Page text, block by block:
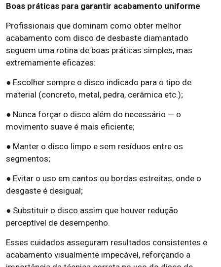
Boas práticas para garantir acabamento uniforme
Profissionais que dominam como obter melhor
acabamento com disco de desbaste diamantado
seguem uma rotina de boas práticas simples, mas
extremamente eficazes:
● Escolher sempre o disco indicado para o tipo de
material (concreto, metal, pedra, cerâmica etc.);
● Nunca forçar o disco além do necessário — o
movimento suave é mais eficiente;
● Manter o disco limpo e sem resíduos entre os
segmentos;
● Evitar o uso em cantos ou bordas estreitas, onde o
desgaste é desigual;
● Substituir o disco assim que houver redução
perceptível de desempenho.
Esses cuidados asseguram resultados consistentes e
acabamento visualmente impecável, reforçando a